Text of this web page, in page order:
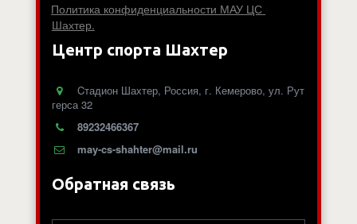
Политика конфиденциальности МАУ ЦС
Шахтер.
Центр спорта Шахтер
Cтадион Шахтер, Россия, г. Кемерово, ул. Рут
герса 32
89232466367
may-cs-shahter@mail.ru
Обратная связь